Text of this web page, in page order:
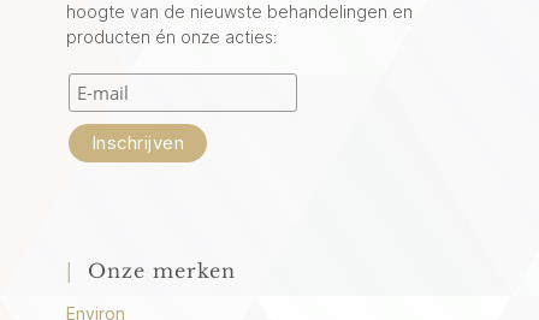
hoogte van de nieuwste behandelingen en
producten én onze acties:
Onze merken
Environ